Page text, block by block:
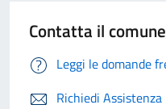
Contatta il comune
Leggi le domande
Richiedi Assistenza